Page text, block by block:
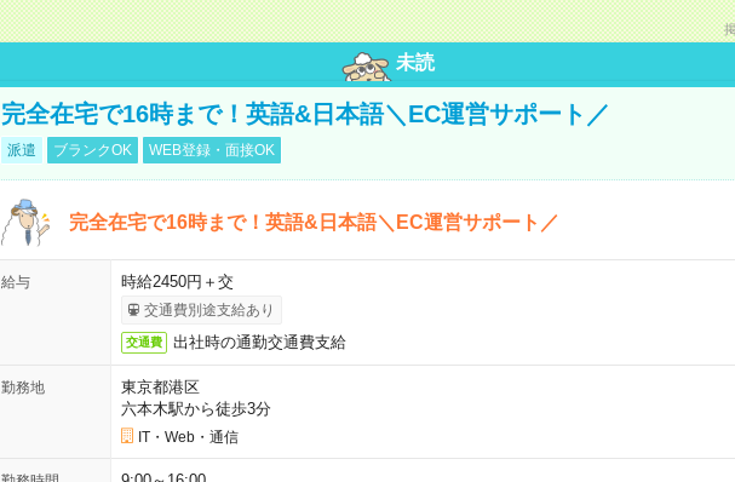
未読
完全在宅で16時まで！英語&日本語＼EC運営サポート／
派遣 ブランクOK WEB登録・面接OK
完全在宅で16時まで！英語&日本語＼EC運営サポート／
給与 時給2450円＋交
交通費別途支給あり
交通費 出社時の通勤交通費支給
勤務地
東京都港区
六本木駅から徒歩3分
IT・Web・通信